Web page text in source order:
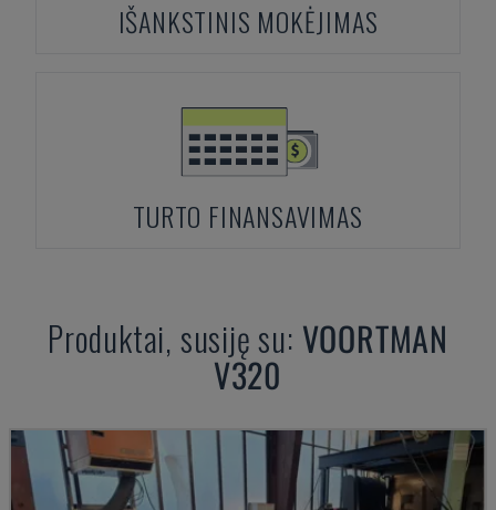
IŠANKSTINIS MOKĖJIMAS
TURTO FINANSAVIMAS
Produktai, susiję su: VOORTMAN
V320